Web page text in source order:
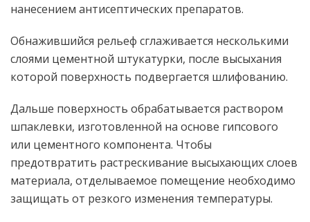
нанесением антисептических препаратов.
Обнажившийся рельеф сглаживается несколькими
слоями цементной штукатурки, после высыхания
которой поверхность подвергается шлифованию.
Дальше поверхность обрабатывается раствором
шпаклевки, изготовленной на основе гипсового
или цементного компонента. Чтобы
предотвратить растрескивание высыхающих слоев
материала, отделываемое помещение необходимо
защищать от резкого изменения температуры.